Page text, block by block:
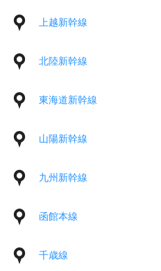
上越新幹線
北陸新幹線
東海道新幹線
山陽新幹線
九州新幹線
函館本線
千歳線